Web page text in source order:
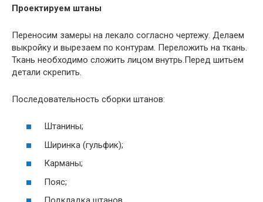
Проектируем штаны
Переносим замеры на лекало согласно чертежу. Делаем
выкройку и вырезаем по контурам. Переложить на ткань.
Ткань необходимо сложить лицом внутрь.Перед шитьем
детали скрепить.
Последовательность сборки штанов:
Штанины;
Ширинка (гульфик);
Карманы;
Пояс;